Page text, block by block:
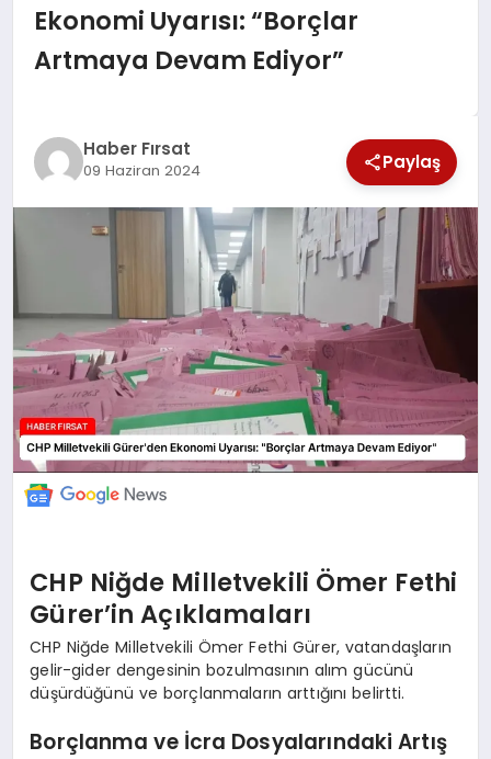
SAĞLIK
MAGAZİN
Ekonomi Uyarısı: “Borçlar
Artmaya Devam Ediyor”
Haber Fırsat
09 Haziran 2024 Paylaş
CHP Niğde Milletvekili Ömer Fethi
Gürer’in Açıklamaları
CHP Niğde Milletvekili Ömer Fethi Gürer, vatandaşların
gelir-gider dengesinin bozulmasının alım gücünü
düşürdüğünü ve borçlanmaların arttığını belirtti.
Borçlanma ve İcra Dosyalarındaki Artış